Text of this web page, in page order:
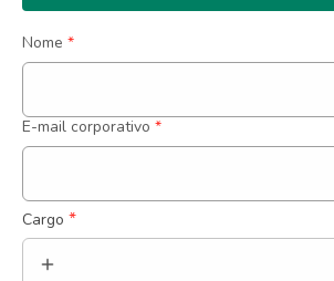
Nome *
E-mail corporativo *
Cargo *